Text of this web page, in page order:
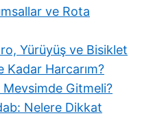
ve Rota
Yürüyüş ve Bisiklet
Harcarım?
Gitmeli?
Nelere Dikkat